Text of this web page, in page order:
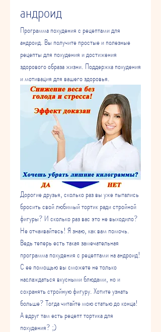
андроид
Программа похудения с рецептами для
андроид. Вы получите простые и полезные
рецепты для похудения и достижения
здорового образа жизни. Поддержка похудения
и мотивация для вашего здоровья.
Дорогие друзья, сколько раз вы уже пытались
бросить свой любимый тортик ради стройной
фигуры? И сколько раз вас это не выходило?
Не отчаивайтесь! Я знаю, как вам помочь.
Ведь теперь есть такая замечательная
программа похудения с рецептами на андроид!
С ее помощью вы сможете не только
наслаждаться вкусными блюдами, но и
сохранять стройную фигуру. Хотите узнать
больше? Тогда читайте мою статью до конца!
А вдруг там есть рецепт тортика для
похудения? ;)